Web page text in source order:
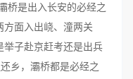
桥是出入长安的必经之
方面入出峣、潼两关
举子赴京赶考还是出兵
乡，灞桥都是必经之